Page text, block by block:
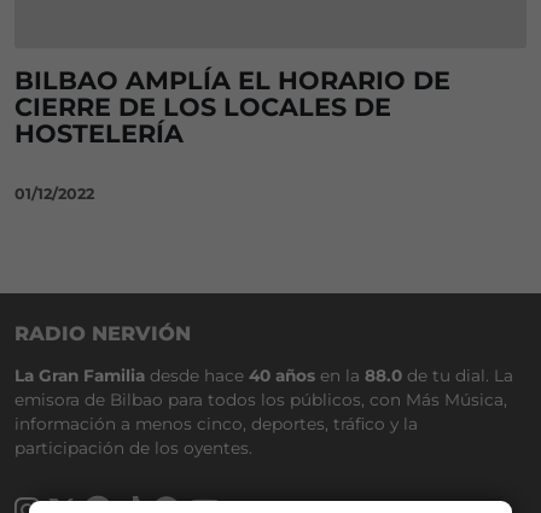
BILBAO AMPLÍA EL HORARIO DE
CIERRE DE LOS LOCALES DE
HOSTELERÍA
01/12/2022
RADIO NERVIÓN
La Gran Familia desde hace 40 años en la 88.0 de tu dial. La
emisora de Bilbao para todos los públicos, con Más Música,
información a menos cinco, deportes, tráfico y la
participación de los oyentes.